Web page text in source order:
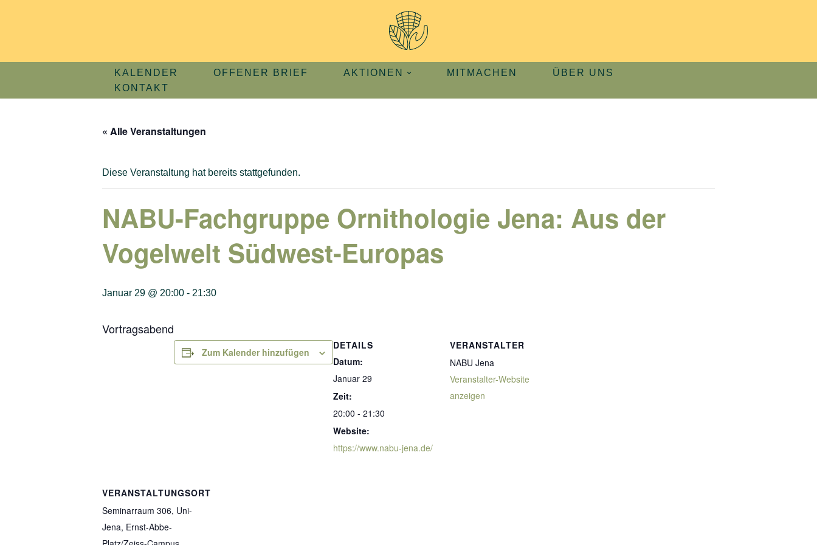
KALENDER OFFENER BRIEF AKTIONEN MITMACHEN
ÜBER UNS
KONTAKT
« Alle Veranstaltungen
Diese Veranstaltung hat bereits stattgefunden.
NABU-Fachgruppe Ornithologie Jena: Aus der
Vogelwelt Südwest-Europas
Januar 29 @ 20:00 - 21:30
Vortragsabend
Zum Kalender hinzufügen
DETAILS
Datum:
Januar 29
Zeit:
20:00 - 21:30
Website:
https://www.nabu-jena.de/
VERANSTALTER
NABU Jena
Veranstalter-Website
anzeigen
VERANSTALTUNGSORT
Seminarraum 306, Uni-
Jena, Ernst-Abbe-